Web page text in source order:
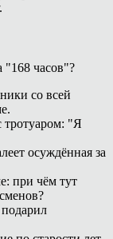
"168 часов"?
со всей
тротуаром: "Я
осуждённая за
при чём тут